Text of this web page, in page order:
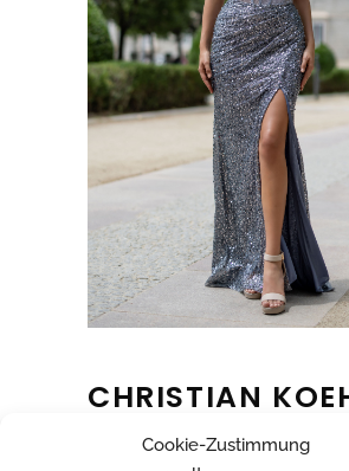
Cookie-Zustimmung
CHRISTIAN